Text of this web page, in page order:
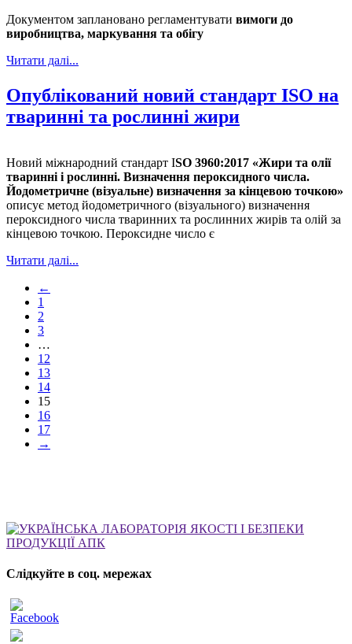
Документом заплановано регламентувати вимоги до
виробництва, маркування та обігу
Читати далі...
Опублікований новий стандарт ISO на
тваринні та рослинні жири
Новий міжнародний стандарт ISO 3960:2017 «Жири та олії
тваринні і рослинні. Визначення пероксидного числа.
Йодометричне (візуальне) визначення за кінцевою точкою»
описує метод йодометричного (візуального) визначення
пероксидного числа тваринних та рослинних жирів та олій за
кінцевою точкою. Пероксидне число є
Читати далі...
←
1
2
3
…
12
13
14
15
16
17
→
Слідкуйте в соц. мережах